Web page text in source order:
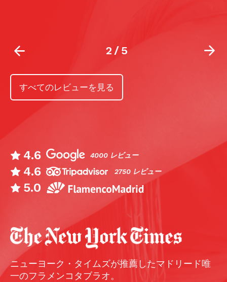
2/5
すべてのレビューを見る
4.6 4000 レビュー
4.6 2750 レビュー
5.0
ニューヨーク・タイムズが推薦したマドリード唯
一のフラメンコタブラオ。